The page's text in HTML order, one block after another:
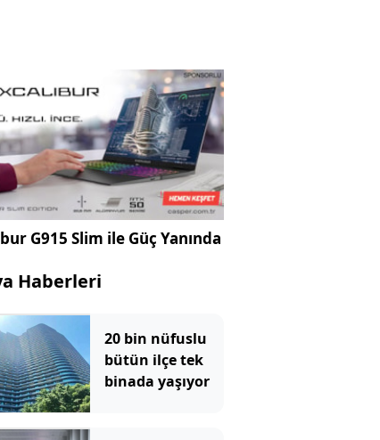
G915 Slim ile Güç Yanında
Haberleri
20 bin nüfuslu
bütün ilçe tek
binada yaşıyor